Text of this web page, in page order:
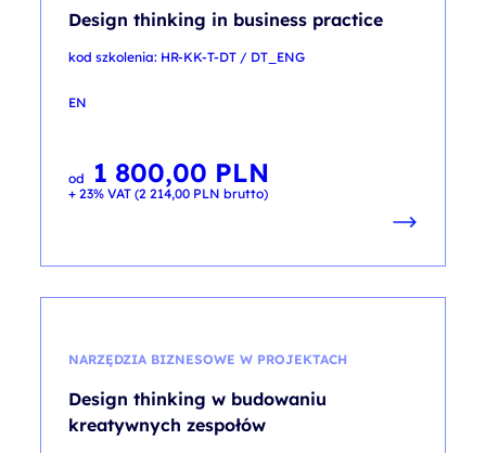
Design thinking in business practice
kod szkolenia: HR-KK-T-DT / DT_ENG
EN
od 1 800,00 PLN
+ 23% VAT (2 214,00 PLN brutto)
NARZĘDZIA BIZNESOWE W PROJEKTACH
Design thinking w budowaniu
kreatywnych zespołów